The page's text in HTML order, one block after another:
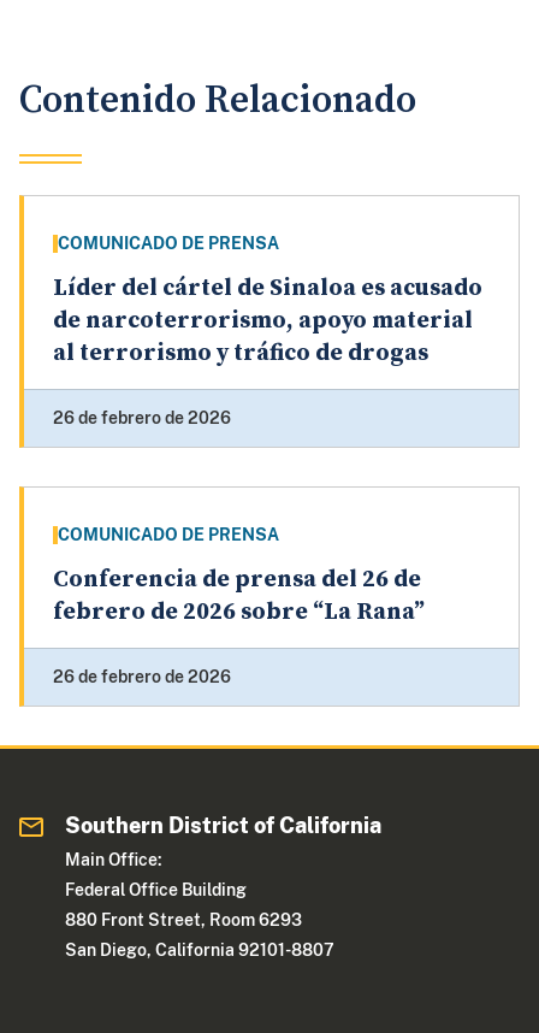
Contenido Relacionado
COMUNICADO DE PRENSA
Líder del cártel de Sinaloa es acusado
de narcoterrorismo, apoyo material
al terrorismo y tráfico de drogas
26 de febrero de 2026
COMUNICADO DE PRENSA
Conferencia de prensa del 26 de
febrero de 2026 sobre “La Rana”
26 de febrero de 2026
Southern District of California
Main Office:
Federal Office Building
880 Front Street, Room 6293
San Diego, California 92101-8807